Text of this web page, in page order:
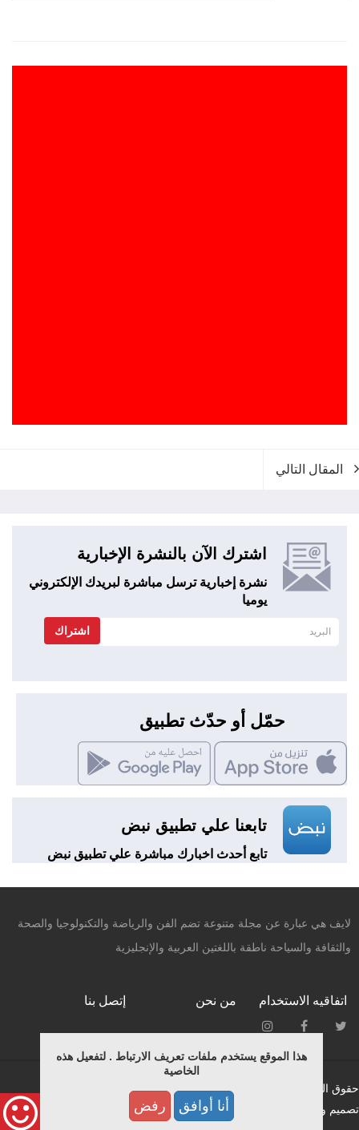
المقال التالي
اشترك الآن بالنشرة الإخبارية
نشرة إخبارية ترسل مباشرة لبريدك الإلكتروني
يوميا
اشتراك
حمّل أو حدّث تطبيق
تابعنا علي تطبيق نبض
تابع أحدث اخبارك مباشرة علي تطبيق نبض
هذا الموقع يستخدم ملفات تعريف الارتباط . لتفعيل هذه
الخاصية
أنا أوافق رفض
لايف هي عبارة عن مجلة متنوعة تضم الفن والرياضة والتكنولوجيا والصحة
والثقافة والسياحة ناطقة باللغتين العربية والإنجليزية
اتفاقيه الاستخدام من نحن إتصل بنا
حقوق النشر محفوظة © لـ ميديانيتشر 2015.
تصميم وبرمجة فريق التطوير بمؤسسة ميديانيتشر